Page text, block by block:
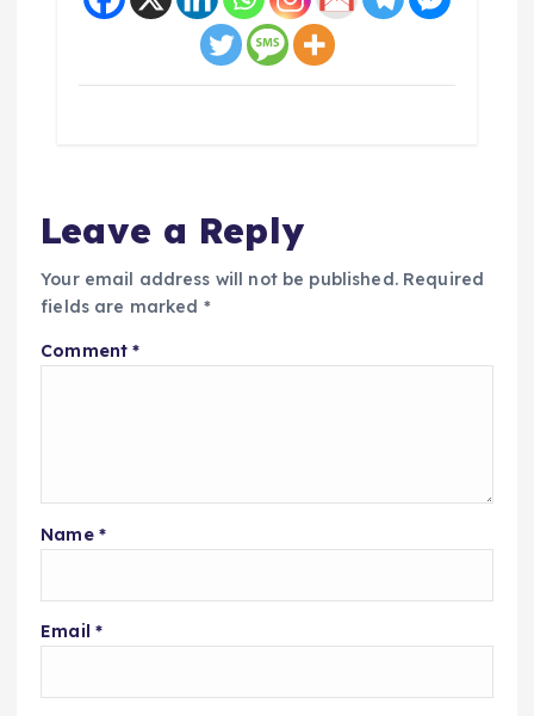
Leave a Reply
Your email address will not be published. Required
fields are marked *
Comment*
Name *
Email *